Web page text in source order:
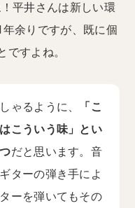
平井さんは新しい環
余りですが、既に個
すよね。
ゃるように、
「こ
こういう味」とい
だと思います。音
ターの弾き手によ
ーを弾いてもその